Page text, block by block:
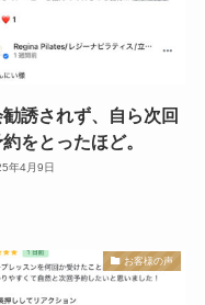
勧誘されず、自ら次回
をとったほど。
年4月9日
お客様の声